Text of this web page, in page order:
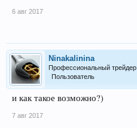
6 авг 2017
Ninakalinina
Профессиональный трейдер
Пользователь
и как такое возможно?)
7 авг 2017